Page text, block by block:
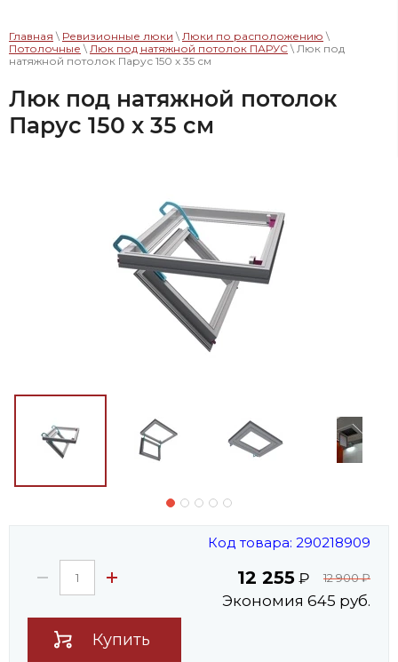
Главная \ Ревизионные люки \ Люки по расположению \
Потолочные \ Люк под натяжной потолок ПАРУС \ Люк под
натяжной потолок Парус 150 x 35 см
Люк под натяжной потолок
Парус 150 x 35 см
Код товара: 290218909
12 900₽
12 255 ₽
Экономия 645 руб.
Купить